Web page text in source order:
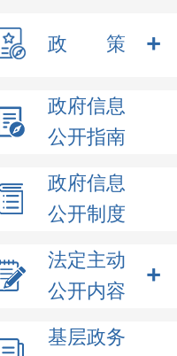
政 策
政府信息
公开指南
政府信息
公开制度
法定主动
公开内容
基层政务